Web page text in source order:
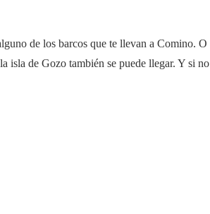
de los barcos que te llevan a Comino. O
isla de Gozo también se puede llegar. Y si no